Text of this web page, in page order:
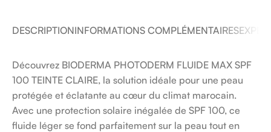
DESCRIPTIONINFORMATIONS COMPLÉMENTAIRES
Découvrez BIODERMA PHOTODERM FLUIDE MAX SPF
100 TEINTE CLAIRE, la solution idéale pour une peau
protégée et éclatante au cœur du climat marocain.
Avec une protection solaire inégalée de SPF 100, ce
fluide léger se fond parfaitement sur la peau tout en